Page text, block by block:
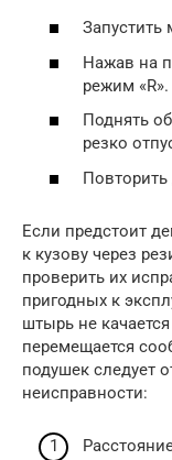
Запустить
Нажав на
режим «R».
Поднять
резко
Повторить
Если предстоит
к кузову через
проверить их
пригодных к
штырь не
перемещается
подушек следует
неисправности: